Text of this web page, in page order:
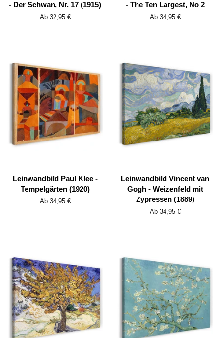
- Der Schwan, Nr. 17 (1915)
Ab 32,95 €
- The Ten Largest, No 2
Ab 34,95 €
Leinwandbild Paul Klee -
Tempelgärten (1920)
Ab 34,95 €
Leinwandbild Vincent van
Gogh - Weizenfeld mit
Zypressen (1889)
Ab 34,95 €